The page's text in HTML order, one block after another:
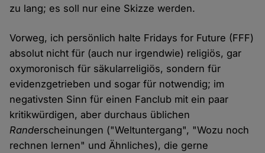
zu lang; es soll nur eine Skizze werden.
Vorweg, ich persönlich halte Fridays for Future (FFF)
absolut nicht für (auch nur irgendwie) religiös, gar
oxymoronisch für säkularreligiös, sondern für
evidenzgetrieben und sogar für notwendig; im
negativsten Sinn für einen Fanclub mit ein paar
kritikwürdigen, aber durchaus üblichen
Randerscheinungen ("Weltuntergang", "Wozu noch
rechnen lernen" und Ähnliches), die gerne